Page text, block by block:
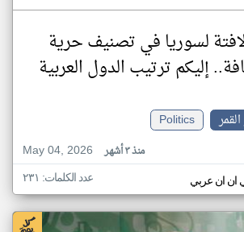
لسوريا في تصنيف حرية
إليكم ترتيب الدول العربية
Politics
May 04, 2026
منذ ٣ أشهر
ان عربي عدد الكلمات: ٢٣١